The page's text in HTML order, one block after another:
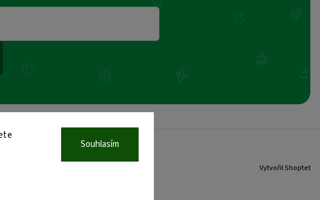
Souhlasím
Vytvořil Shoptet